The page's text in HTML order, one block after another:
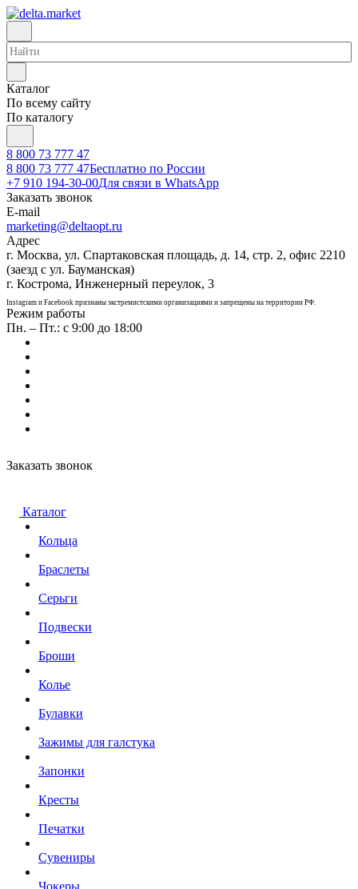
Каталог
По всему сайту
По каталогу
8 800 73 777 47
8 800 73 777 47Бесплатно по России
+7 910 194-30-00Для связи в WhatsApp
Заказать звонок
E-mail
marketing@deltaopt.ru
Адрес
г. Москва, ул. Спартаковская площадь, д. 14, стр. 2, офис 2210
(заезд с ул. Бауманская)
г. Кострома, Инженерный переулок, 3
Instagram и Facebook признаны экстремистскими организациями и запрещены на территории РФ.
Режим работы
Пн. – Пт.: с 9:00 до 18:00
Заказать звонок
Каталог
Кольца
Браслеты
Серьги
Подвески
Броши
Колье
Булавки
Зажимы для галстука
Запонки
Кресты
Печатки
Сувениры